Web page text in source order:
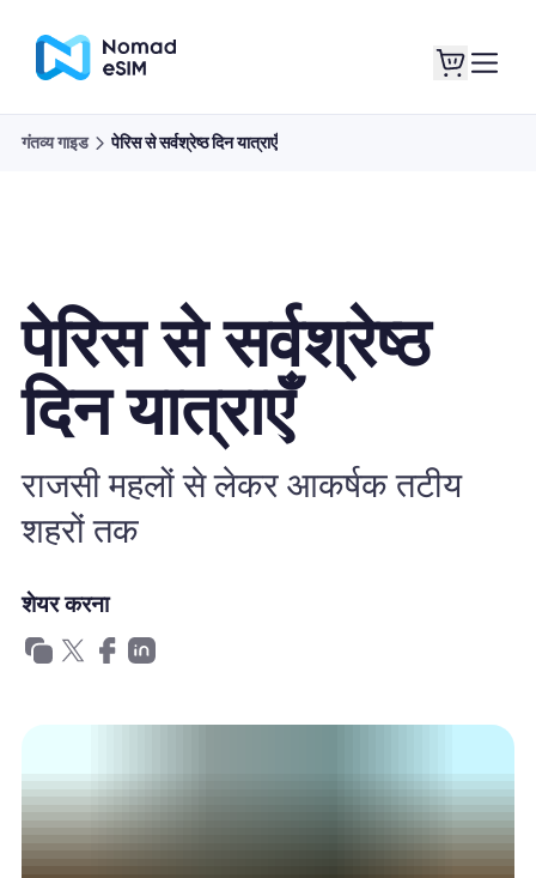
दुकान की योजना
eSIM का उपयोग करना
गंतव्य गाइड पेरिस से सर्वश्रेष्ठ दिन यात्राएँ
पेरिस से सर्वश्रेष्ठ
दिन यात्राएँ
राजसी महलों से लेकर आकर्षक तटीय
शहरों तक
शेयर करना